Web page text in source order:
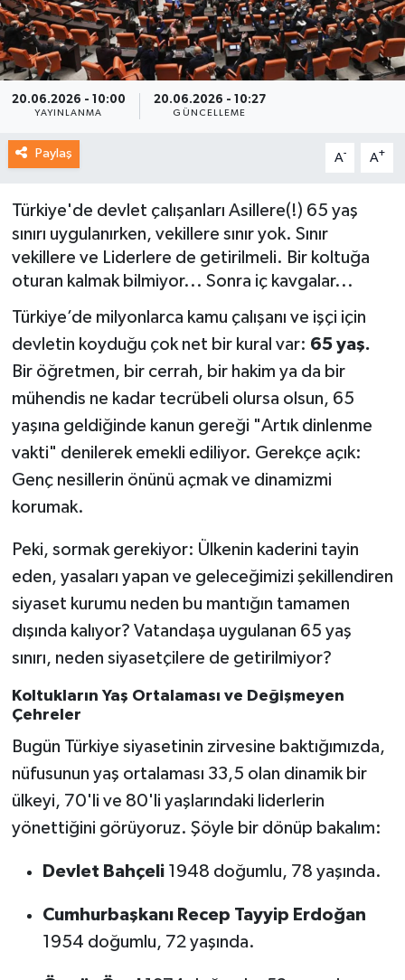
20.06.2026 - 10:00
YAYINLANMA
20.06.2026 - 10:27
GÜNCELLEME
Paylaş A- A+
Türkiye'de devlet çalışanları Asillere(!) 65 yaş
sınırı uygulanırken, vekillere sınır yok. Sınır
vekillere ve Liderlere de getirilmeli. Bir koltuğa
oturan kalmak bilmiyor... Sonra iç kavgalar...
Türkiye’de milyonlarca kamu çalışanı ve işçi için
devletin koyduğu çok net bir kural var: 65 yaş.
Bir öğretmen, bir cerrah, bir hakim ya da bir
mühendis ne kadar tecrübeli olursa olsun, 65
yaşına geldiğinde kanun gereği "Artık dinlenme
vakti" denilerek emekli ediliyor. Gerekçe açık:
Genç nesillerin önünü açmak ve dinamizmi
korumak.
Peki, sormak gerekiyor: Ülkenin kaderini tayin
eden, yasaları yapan ve geleceğimizi şekillendiren
siyaset kurumu neden bu mantığın tamamen
dışında kalıyor? Vatandaşa uygulanan 65 yaş
sınırı, neden siyasetçilere de getirilmiyor?
Koltukların Yaş Ortalaması ve Değişmeyen
Çehreler
Bugün Türkiye siyasetinin zirvesine baktığımızda,
nüfusunun yaş ortalaması 33,5 olan dinamik bir
ülkeyi, 70'li ve 80'li yaşlarındaki liderlerin
yönettiğini görüyoruz. Şöyle bir dönüp bakalım:
Devlet Bahçeli1948 doğumlu, 78 yaşında.
Cumhurbaşkanı Recep Tayyip Erdoğan
1954 doğumlu, 72 yaşında.